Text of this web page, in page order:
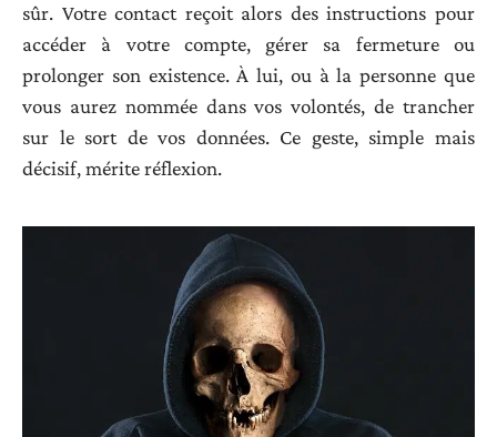
sûr. Votre contact reçoit alors des instructions pour
accéder à votre compte, gérer sa fermeture ou
prolonger son existence. À lui, ou à la personne que
vous aurez nommée dans vos volontés, de trancher
sur le sort de vos données. Ce geste, simple mais
décisif, mérite réflexion.